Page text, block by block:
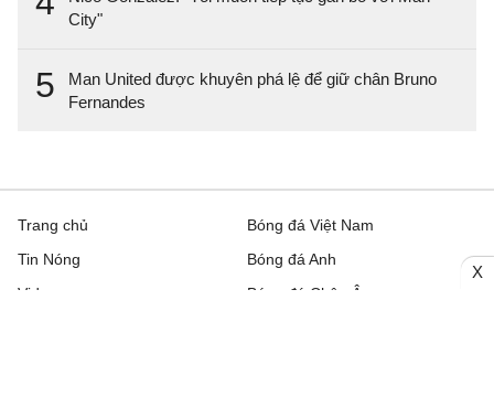
City"
5
Man United được khuyên phá lệ để giữ chân Bruno
Fernandes
Trang chủ
Tin Nóng
Video
Bóng đá Việt Nam
Bóng đá Anh
Bóng đá Châu Âu
X